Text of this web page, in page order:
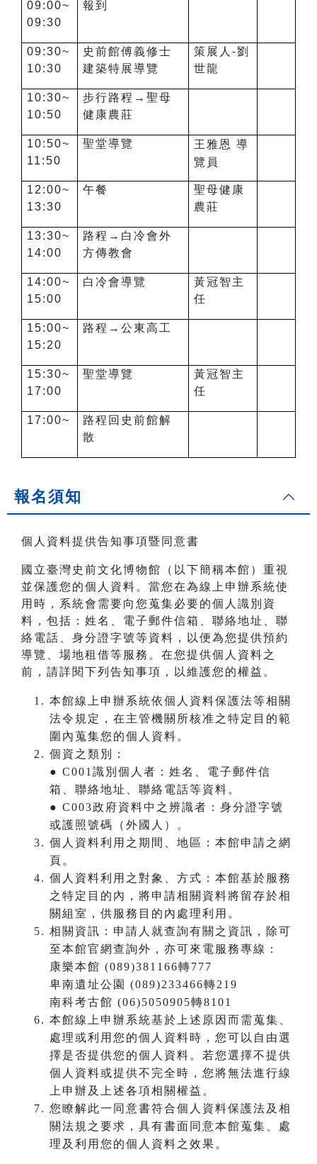
09:00~
09:30
報到
09:30~
10:30
史前館傅義修士
建築特展導覽
策展人-劉
世龍
10:30~
10:50
步行路程→聖母
健康農莊
10:50~
11:50
聖堂導覽
王雅恩 導
覽員
12:00~
13:30
午餐
聖母健康
農莊
13:30~
14:00
路程→白冷會外
方傳教會
14:00~
15:00
白冷會導覽
黃冠智主
任
15:00~
15:20
路程→公東高工
15:30~
17:00
聖堂導覽
黃冠智主
任
17:00~
路程回史前館解
散
報名須知
個人資料提供告知事項暨同意書
國立臺灣史前文化博物館（以下簡稱本館）重視
並保護您的個人資料。當您在為線上申辦系統使
用時，系統會需要向您蒐集必要的個人識別資
料，包括：姓名、電子郵件信箱、聯絡地址、聯
絡電話、身分證字號等資料，以便為您提供預約
導覽、場地租借等服務。在您提供個人資料之
前，請詳閱下列告知事項，以維護您的權益。
本館線上申辦系統依個人資料保護法等相關
法令規定，在主管機關所核准之特定目的範
圍內蒐集您的個人資料。
個資之類別：
● C001識別個人者：姓名、電子郵件信
箱、聯絡地址、聯絡電話等資料。
● C003政府資料中之辨識者：身分證字號
或護照號碼（外國人）。
個人資料利用之期間、地區：本館申請之網
頁。
個人資料利用之對象、方式：本館基於服務
之特定目的內，將申請相關資料將留存於相
關組室，供服務目的內處理利用。
相關資訊：申請人就查詢有關之資訊，除可
至本館官網查詢外，亦可來電服務專線：
康樂本館 (089)381166轉777
卑南遺址公園 (089)233466轉219
南科考古館 (06)5050905轉8101
本館線上申辦系統基於上述原因而需蒐集、
處理或利用您的個人資料時，您可以自由選
擇是否提供您的個人資料。若您選擇不提供
個人資料或提供不完全時，您將無法進行線
上申辦及上述各項相關權益。
您瞭解此一同意書符合個人資料保護法及相
關法規之要求，具有書面同意本館蒐集、處
理及利用您的個人資料之效果。